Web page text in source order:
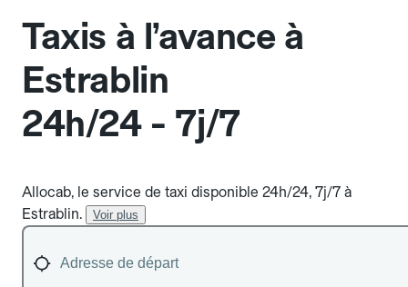
Taxis à l’avance à
Estrablin
24h/24 - 7j/7
Allocab, le service de taxi disponible 24h/24, 7j/7 à
Estrablin.
Voir plus